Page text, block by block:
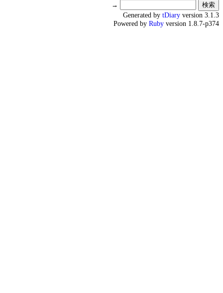
→
Generated by tDiary version 3.1.3
Powered by Ruby version 1.8.7-p374